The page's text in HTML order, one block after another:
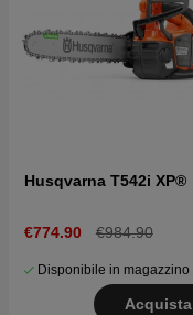
Husqvarna T542i XP®
€774.90 €984.90
Disponibile in magazzino
Acquista